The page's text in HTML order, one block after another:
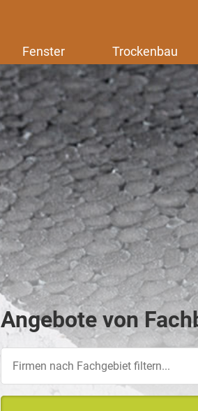
Fenster Trockenbau
Angebote von